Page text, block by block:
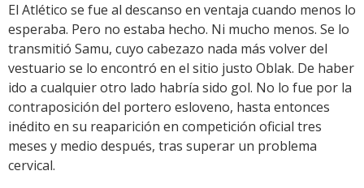
El Atlético se fue al descanso en ventaja cuando menos lo
esperaba. Pero no estaba hecho. Ni mucho menos. Se lo
transmitió Samu, cuyo cabezazo nada más volver del
vestuario se lo encontró en el sitio justo Oblak. De haber
ido a cualquier otro lado habría sido gol. No lo fue por la
contraposición del portero esloveno, hasta entonces
inédito en su reaparición en competición oficial tres
meses y medio después, tras superar un problema
cervical.